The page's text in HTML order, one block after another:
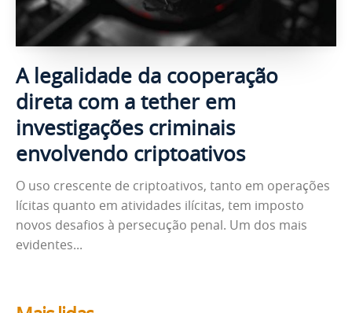
A legalidade da cooperação
direta com a tether em
investigações criminais
envolvendo criptoativos
O uso crescente de criptoativos, tanto em operações
lícitas quanto em atividades ilícitas, tem imposto
novos desafios à persecução penal. Um dos mais
evidentes...